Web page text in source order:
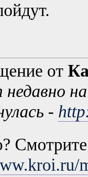
от
-
Смотрите